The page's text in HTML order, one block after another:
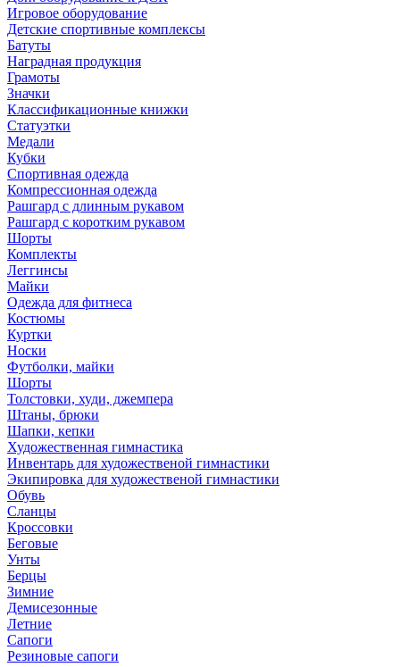
Игровое оборудование
Детские спортивные комплексы
Батуты
Наградная продукция
Грамоты
Значки
Классификационные книжки
Статуэтки
Медали
Кубки
Спортивная одежда
Компрессионная одежда
Рашгард с длинным рукавом
Рашгард с коротким рукавом
Шорты
Комплекты
Леггинсы
Майки
Одежда для фитнеса
Костюмы
Куртки
Носки
Футболки, майки
Шорты
Толстовки, худи, джемпера
Штаны, брюки
Шапки, кепки
Художественная гимнастика
Инвентарь для художественой гимнастики
Экипировка для художественой гимнастики
Обувь
Сланцы
Кроссовки
Беговые
Унты
Берцы
Зимние
Демисезонные
Летние
Сапоги
Резиновые сапоги